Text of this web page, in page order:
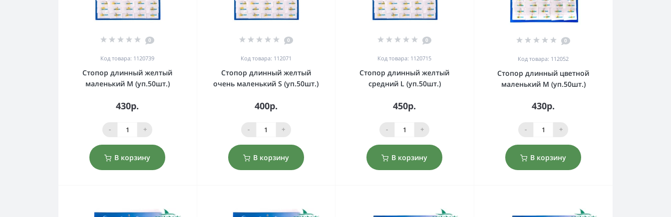
0
Код товара: 1120739
Стопор длинный желтый
маленький M (уп.50шт.)
430р.
- +
В корзину
0
Код товара: 112071
Стопор длинный желтый
очень маленький S (уп.50шт.)
400р.
- +
В корзину
0
Код товара: 1120715
Стопор длинный желтый
средний L (уп.50шт.)
450р.
- +
В корзину
0
Код товара: 112052
Стопор длинный цветной
маленький M (уп.50шт.)
430р.
- +
В корзину